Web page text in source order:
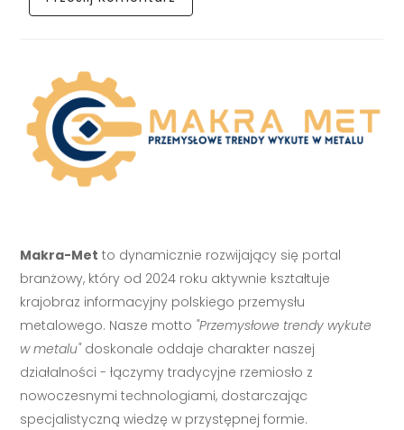
Makra-Met to dynamicznie rozwijający się portal
branżowy, który od 2024 roku aktywnie kształtuje
krajobraz informacyjny polskiego przemysłu
metalowego. Nasze motto "Przemysłowe trendy wykute
w metalu"doskonale oddaje charakter naszej
działalności - łączymy tradycyjne rzemiosło z
nowoczesnymi technologiami, dostarczając
specjalistyczną wiedzę w przystępnej formie.